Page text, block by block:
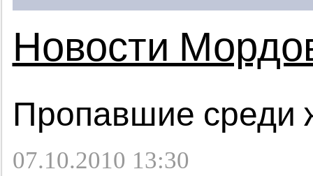
Новости
Пропавшие среди
07.10.2010 13:30